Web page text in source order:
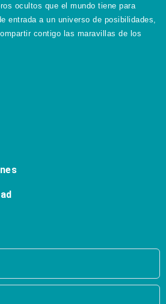
ocultos que el mundo tiene para
entrada a un universo de posibilidades,
contigo las maravillas de los